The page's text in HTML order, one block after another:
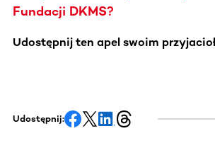
Fundacji DKMS?
Udostępnij ten apel swoim
Udostępnij: